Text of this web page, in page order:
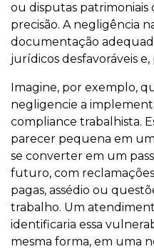
ou disputas patrimoniais
precisão. A negligência
documentação
jurídicos desfavoráveis
Imagine, por exemplo,
negligencie a
compliance trabalhista.
parecer pequena em
se converter em um
futuro, com
pagas, assédio ou
trabalho. Um
identificaria essa
mesma forma, em uma